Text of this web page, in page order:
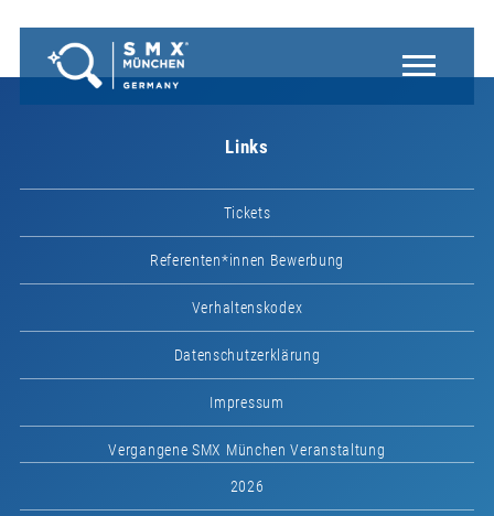
Links
Tickets
Referenten*innen Bewerbung
Verhaltenskodex
Datenschutzerklärung
Impressum
Vergangene SMX München Veranstaltung
2026